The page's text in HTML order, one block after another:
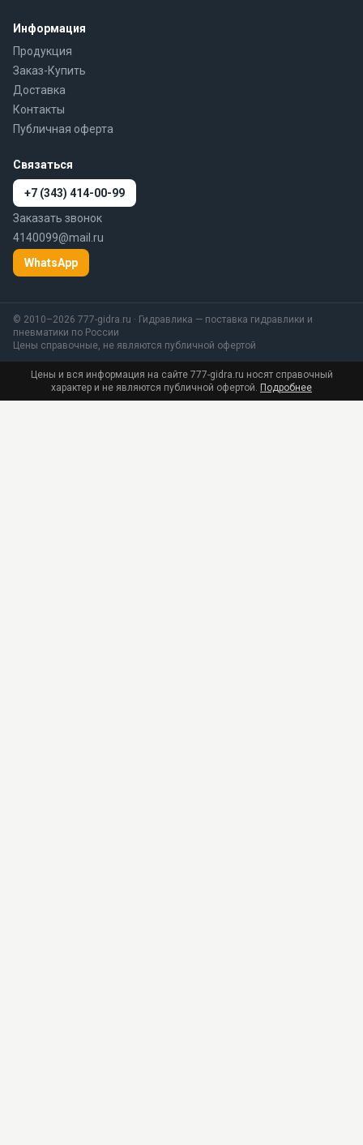
Информация
Продукция
Заказ-Купить
Доставка
Контакты
Публичная оферта
Связаться
+7 (343) 414-00-99
Заказать звонок
4140099@mail.ru
WhatsApp
© 2010–2026 777-gidra.ru · Гидравлика — поставка гидравлики и
пневматики по России
Цены справочные, не являются публичной офертой
Цены и вся информация на сайте 777-gidra.ru носят справочный
характер и не являются публичной офертой. Подробнее